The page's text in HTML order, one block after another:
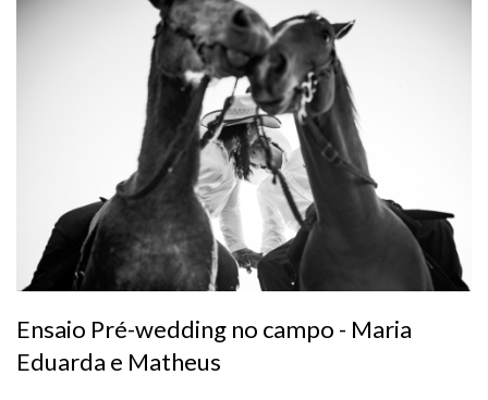
Ensaio Pré-wedding no campo - Maria
Eduarda e Matheus